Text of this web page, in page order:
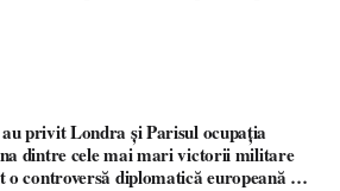
privit Londra și Parisul ocupația
dintre cele mai mari victorii militare
o controversă diplomatică europeană (